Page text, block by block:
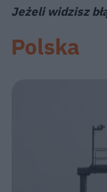
Jeżeli widzisz
Polska